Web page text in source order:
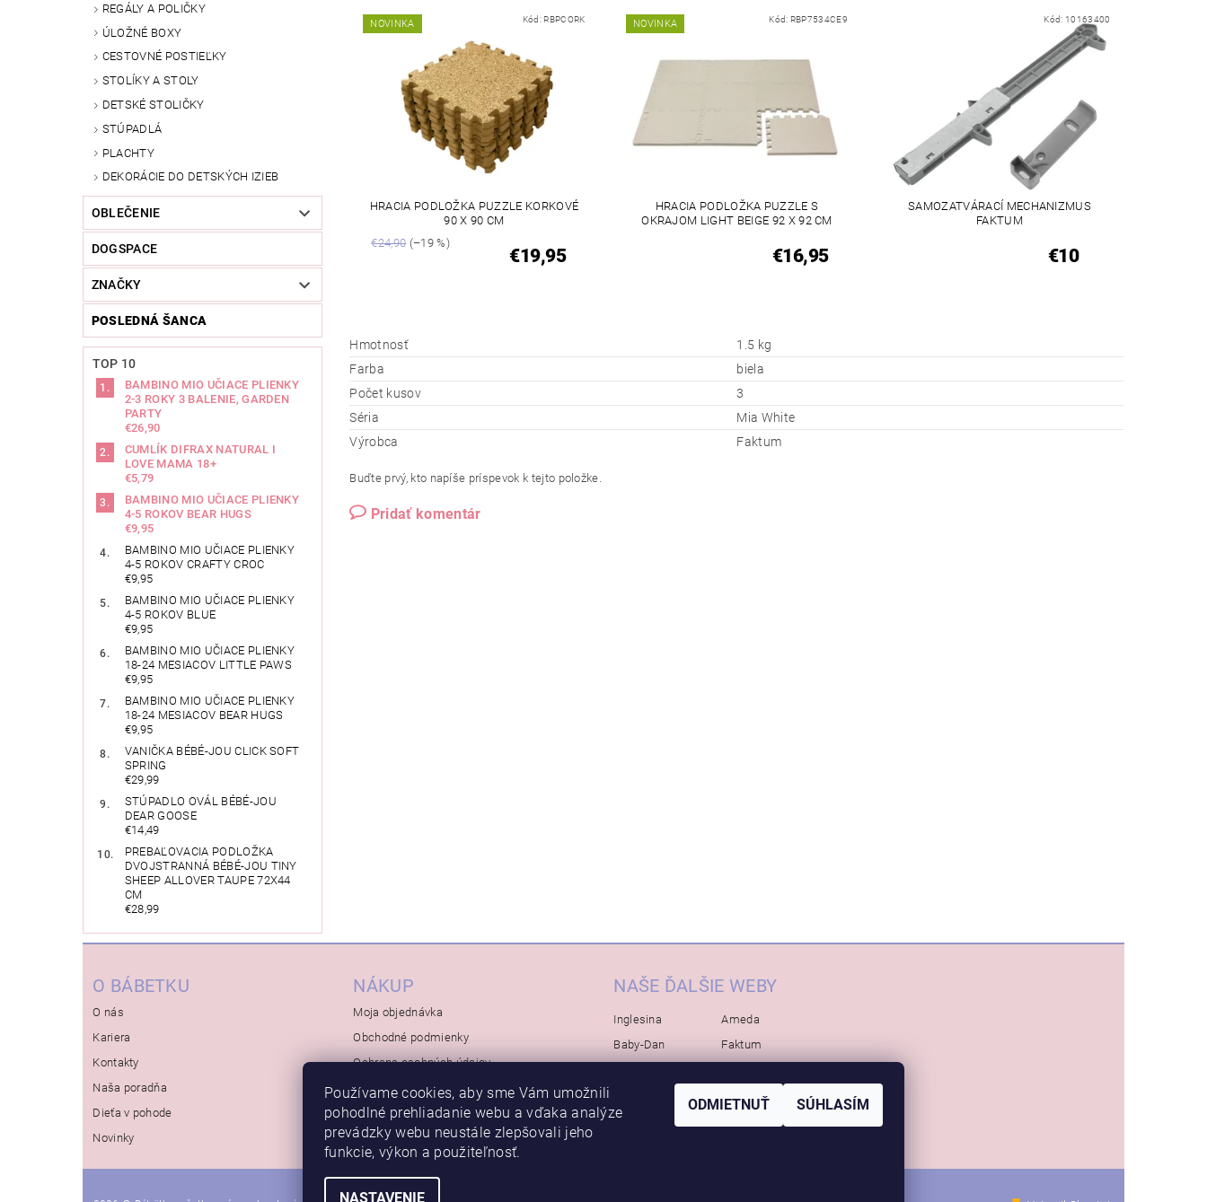
REGÁLY A POLIČKY
ÚLOŽNÉ BOXY
CESTOVNÉ POSTIEĽKY
STOLÍKY A STOLY
DETSKÉ STOLIČKY
STÚPADLÁ
PLACHTY
DEKORÁCIE DO DETSKÝCH IZIEB
OBLEČENIE
DOGSPACE
ZNAČKY
POSLEDNÁ ŠANCA
TOP 10
BAMBINO MIO UČIACE PLIENKY
2-3 ROKY 3 BALENIE, GARDEN
PARTY
€26,90
CUMLÍK DIFRAX NATURAL I
LOVE MAMA 18+
€5,79
BAMBINO MIO UČIACE PLIENKY
4-5 ROKOV BEAR HUGS
€9,95
BAMBINO MIO UČIACE PLIENKY
4-5 ROKOV CRAFTY CROC
€9,95
BAMBINO MIO UČIACE PLIENKY
4-5 ROKOV BLUE
€9,95
BAMBINO MIO UČIACE PLIENKY
18-24 MESIACOV LITTLE PAWS
€9,95
BAMBINO MIO UČIACE PLIENKY
18-24 MESIACOV BEAR HUGS
€9,95
VANIČKA BÉBÉ-JOU CLICK SOFT
SPRING
€29,99
STÚPADLO OVÁL BÉBÉ-JOU
DEAR GOOSE
€14,49
PREBAĽOVACIA PODLOŽKA
DVOJSTRANNÁ BÉBÉ-JOU TINY
SHEEP ALLOVER TAUPE 72X44
CM
€28,99
NOVINKA Kód: RBPCORK
HRACIA PODLOŽKA PUZZLE KORKOVÉ
90 X 90 CM
€24,90(–19 %)
€19,95
NOVINKA Kód: RBP7534CE9
HRACIA PODLOŽKA PUZZLE S
OKRAJOM LIGHT BEIGE 92 X 92 CM
€16,95
Kód: 10163400
SAMOZATVÁRACÍ MECHANIZMUS
FAKTUM
€10
Hmotnosť
1.5 kg
Farba
biela
Počet kusov
3
Séria
Mia White
Výrobca
Faktum
Buďte prvý, kto napíše príspevok k tejto položke.
Pridať komentár
O BÁBETKU
O nás
Kariera
Kontakty
Naša poradňa
Dieťa v pohode
Novinky
NÁKUP
Moja objednávka
Obchodné podmienky
Ochrana osobných údajov
NAŠE ĎALŠIE WEBY
Inglesina
Baby-Dan
Avova
Ameda
Faktum
Bambino-Mio
Používame cookies, aby sme Vám umožnili
pohodlné prehliadanie webu a vďaka analýze
prevádzky webu neustále zlepšovali jeho
funkcie, výkon a použiteľnosť.
NASTAVENIE
ODMIETNUŤ SÚHLASÍM